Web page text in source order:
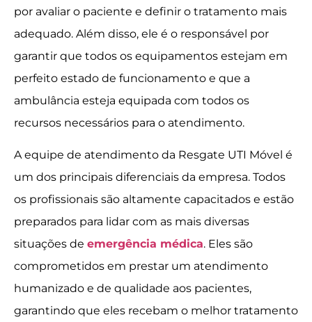
por avaliar o paciente e definir o tratamento mais
adequado. Além disso, ele é o responsável por
garantir que todos os equipamentos estejam em
perfeito estado de funcionamento e que a
ambulância esteja equipada com todos os
recursos necessários para o atendimento.
A equipe de atendimento da Resgate UTI Móvel é
um dos principais diferenciais da empresa. Todos
os profissionais são altamente capacitados e estão
preparados para lidar com as mais diversas
situações de emergência médica. Eles são
comprometidos em prestar um atendimento
humanizado e de qualidade aos pacientes,
garantindo que eles recebam o melhor tratamento